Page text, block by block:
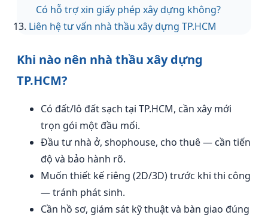
Có hỗ trợ xin giấy phép xây dựng không?
Liên hệ tư vấn nhà thầu xây dựng TP.HCM
Khi nào nên nhà thầu xây dựng
TP.HCM?
Có đất/lô đất sạch tại TP.HCM, cần xây mới
trọn gói một đầu mối.
Đầu tư nhà ở, shophouse, cho thuê — cần tiến
độ và bảo hành rõ.
Muốn thiết kế riêng (2D/3D) trước khi thi công
— tránh phát sinh.
Cần hồ sơ, giám sát kỹ thuật và bàn giao đúng